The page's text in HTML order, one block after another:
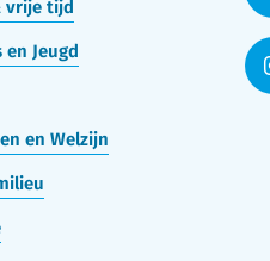
vrije tijd
Jeugd
en Welzijn